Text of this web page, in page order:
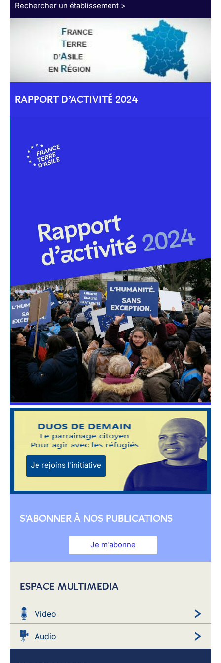
Rechercher un établissement >
RAPPORT D’ACTIVITÉ 2024
Je rejoins l'initiative
S'ABONNER À NOS PUBLICATIONS
Je m'abonne
ESPACE MULTIMEDIA
Video
Audio